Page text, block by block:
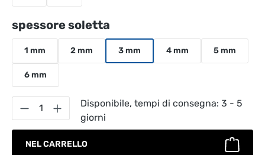
Seleziona
spessore soletta
1 mm 2 mm 3 mm 4 mm 5 mm
6 mm
Quantità del prodotto: inserisci la
Disponibile, tempi di consegna: 3 - 5
giorni
NEL CARRELLO